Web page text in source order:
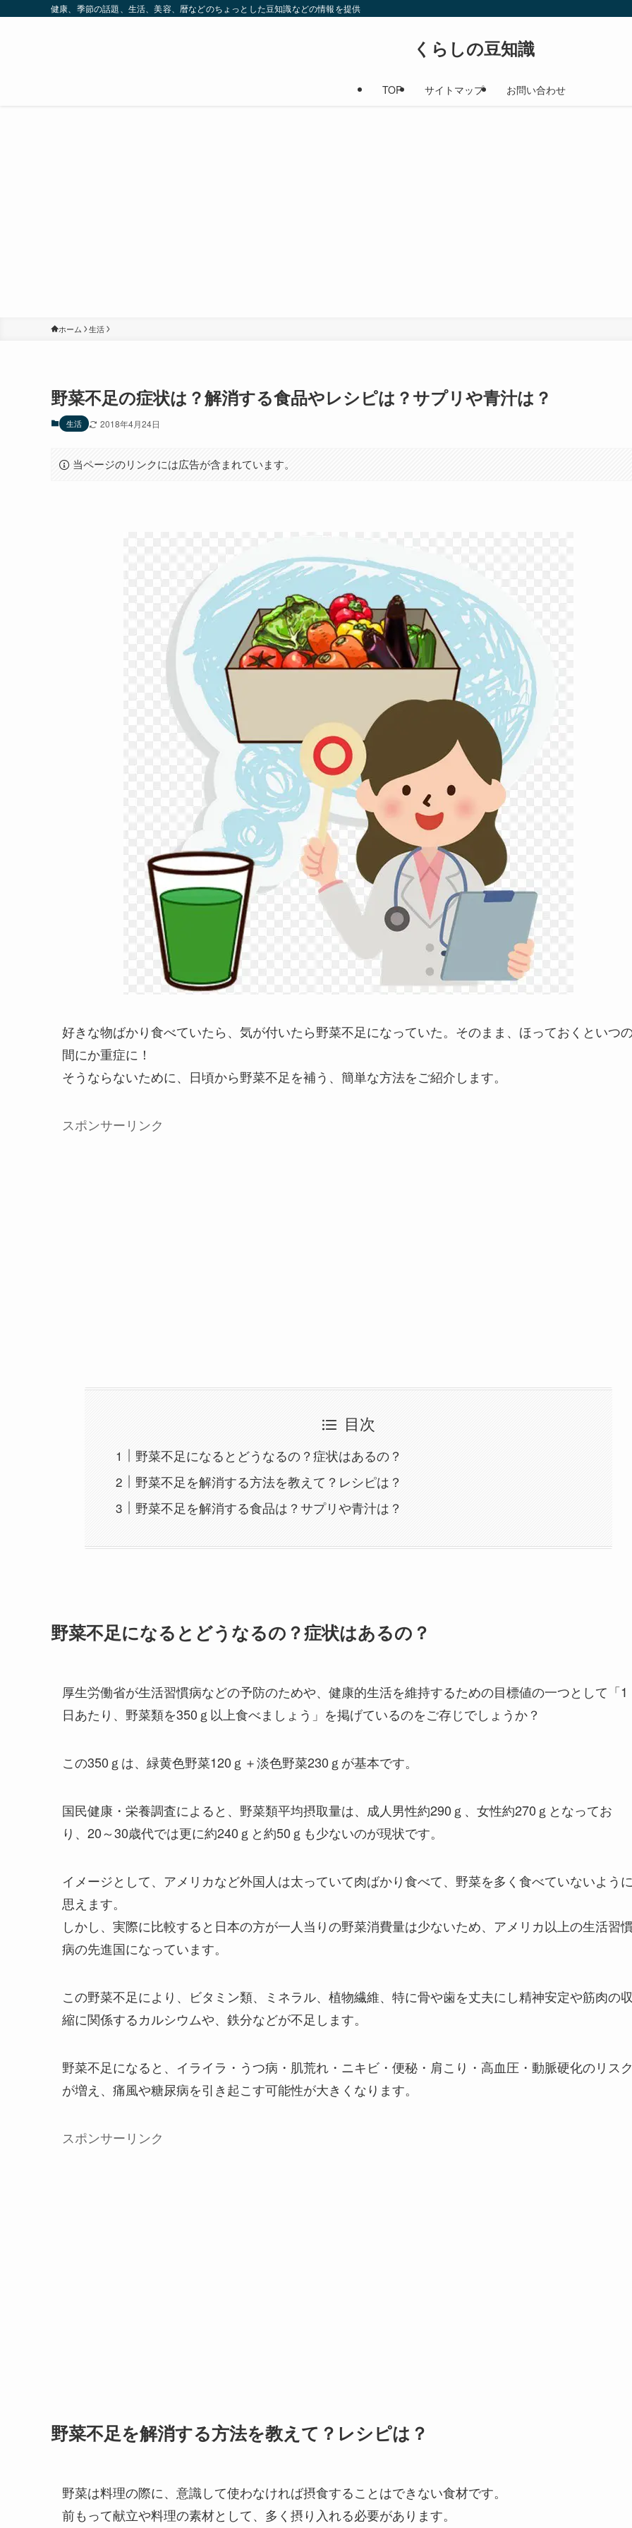
健康、季節の話題、生活、美容、暦などのちょっとした豆知識などの情報を提供
くらしの豆知識
TOP サイトマップ お問い合わせ
ホーム 生活
野菜不足の症状は？解消する食品やレシピは？サプリや青汁は？
生活 2018年4月24日
当ページのリンクには広告が含まれています。
好きな物ばかり食べていたら、気が付いたら野菜不足になっていた。そのまま、ほっておくといつ
間にか重症に！
そうならないために、日頃から野菜不足を補う、簡単な方法をご紹介します。
スポンサーリンク
目次
野菜不足になるとどうなるの？症状はあるの？
野菜不足を解消する方法を教えて？レシピは？
野菜不足を解消する食品は？サプリや青汁は？
野菜不足になるとどうなるの？症状はあるの？
厚生労働省が生活習慣病などの予防のためや、健康的生活を維持するための目標値の一つとして「1
日あたり、野菜類を350ｇ以上食べましょう」を掲げているのをご存じでしょうか？
この350ｇは、緑黄色野菜120ｇ＋淡色野菜230ｇが基本です。
国民健康・栄養調査によると、野菜類平均摂取量は、成人男性約290ｇ、女性約270ｇとなってお
り、20～30歳代では更に約240ｇと約50ｇも少ないのが現状です。
イメージとして、アメリカなど外国人は太っていて肉ばかり食べて、野菜を多く食べていないよう
思えます。
しかし、実際に比較すると日本の方が一人当りの野菜消費量は少ないため、アメリカ以上の生活習
病の先進国になっています。
この野菜不足により、ビタミン類、ミネラル、植物繊維、特に骨や歯を丈夫にし精神安定や筋肉の
縮に関係するカルシウムや、鉄分などが不足します。
野菜不足になると、イライラ・うつ病・肌荒れ・ニキビ・便秘・肩こり・高血圧・動脈硬化のリス
が増え、痛風や糖尿病を引き起こす可能性が大きくなります。
スポンサーリンク
野菜不足を解消する方法を教えて？レシピは？
野菜は料理の際に、意識して使わなければ摂食することはできない食材です。
前もって献立や料理の素材として、多く摂り入れる必要があります。